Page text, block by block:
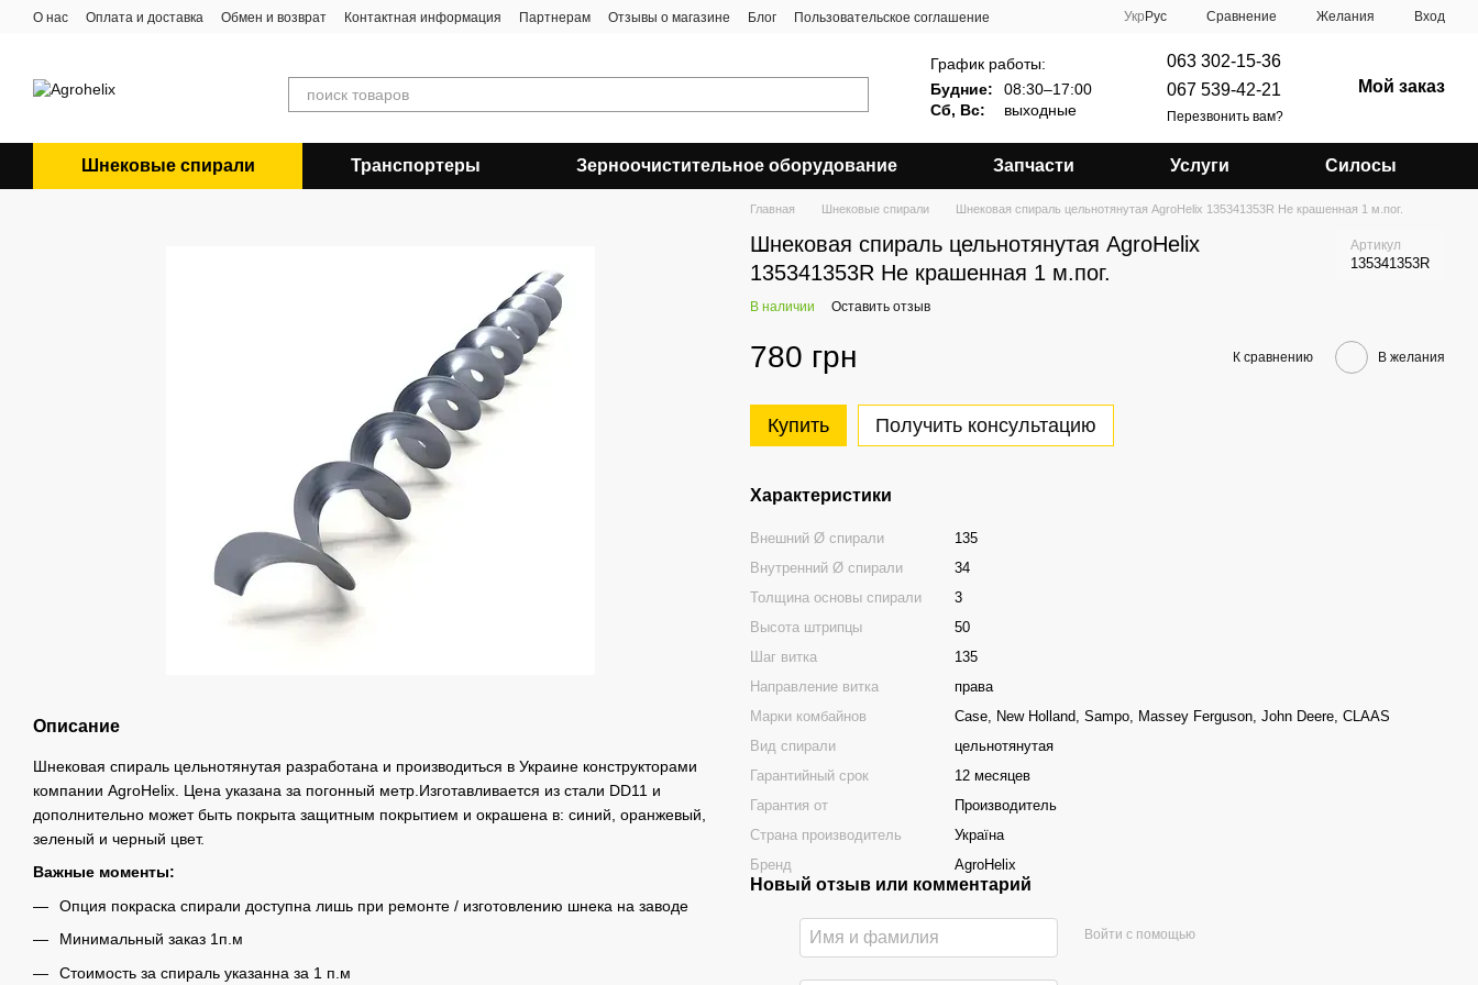
Перейти к основному контенту
О нас Оплата и доставка Обмен и возврат Контактная информация Партнерам Отзывы о магазине Блог Пользовательское соглашение Укр Рус Сравнение Желания Вход
График работы:
Будние:
08:30–17:00
Сб, Вс:
выходные
063 302-15-36
067 539-42-21
Перезвонить вам?
Мой заказ
Шнековые спирали Транспортеры Зерноочистительное оборудование Запчасти Услуги Силосы
Описание
Шнековая спираль цельнотянутая разработана и производиться в Украине конструкторами
компании AgroHelix. Цена указана за погонный метр.Изготавливается из стали DD11 и
дополнительно может быть покрыта защитным покрытием и окрашена в: синий, оранжевый,
зеленый и черный цвет.
Важные моменты:
Опция покраска спирали доступна лишь при ремонте / изготовлению шнека на заводе
Минимальный заказ 1п.м
Стоимость за спираль указанна за 1 п.м
Главная Шнековые спирали Шнековая спираль цельнотянутая AgroHelix 135341353R Не крашенная 1 м.пог.
Шнековая спираль цельнотянутая AgroHelix
135341353R Не крашенная 1 м.пог.
Артикул
135341353R
В наличии Оставить отзыв
780 грн К сравнению В желания
Купить Получить консультацию
Характеристики
Внешний Ø спирали
135
Внутренний Ø спирали
34
Толщина основы спирали
3
Высота штрипцы
50
Шаг витка
135
Направление витка
права
Марки комбайнов
Case, New Holland, Sampo, Massey Ferguson, John Deere, CLAAS
Вид спирали
цельнотянутая
Гарантийный срок
12 месяцев
Гарантия от
Производитель
Страна производитель
Україна
Бренд
AgroHelix
Новый отзыв или комментарий
Войти с помощью